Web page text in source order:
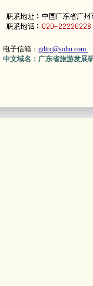
电子信箱： gdtrc@sohu.com
中文域名：广东省旅游发展